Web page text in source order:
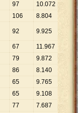
97 10.072
106 8.804
92 9.925
67 11.967
79 9.872
86 8.140
65 9.765
65 9.108
77 7.687